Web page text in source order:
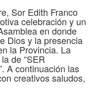
Sor Edith Franco
celebración y un
en donde
Dios y la presencia
la Provincia. La
de “SER
A continuación las
creativos saludos,